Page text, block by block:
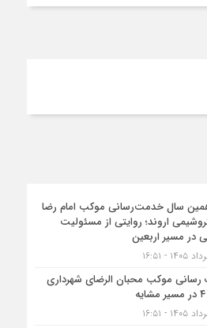
سال خدمت‌رسانی موکب امام رضا
اروند؛ روایتی از مسئولیت
در مسیر اربعین
رسانی موکب محبان الرضای شهرداری